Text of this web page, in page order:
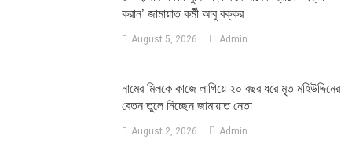
করান’ জামায়াত কর্মী আবু বক্কর
August 5, 2026 Admin
নামের মিলকে কাজে লাগিয়ে ২০ বছর ধরে মৃত মহিউদ্দিনের
বেতন তুলে নিচ্ছেন জামায়াত নেতা
August 2, 2026 Admin